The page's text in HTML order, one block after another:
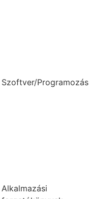
Szoftver/Programozás
Alkalmazási